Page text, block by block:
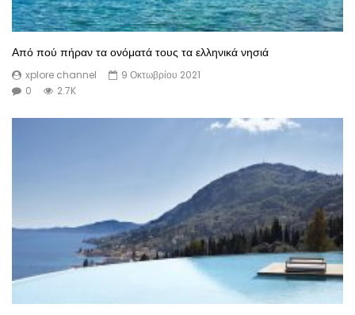
Από πού πήραν τα ονόματά τους τα ελληνικά νησιά
xplore channel
9 Οκτωβρίου 2021
0
2.7K